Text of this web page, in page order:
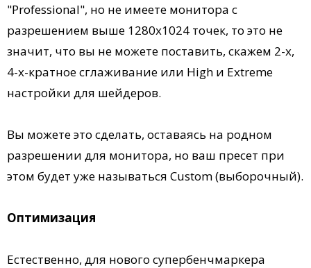
"Professional", но не имеете монитора с
разрешением выше 1280x1024 точек, то это не
значит, что вы не можете поставить, скажем 2-х,
4-х-кратное сглаживание или High и Extreme
настройки для шейдеров.
Вы можете это сделать, оставаясь на родном
разрешении для монитора, но ваш пресет при
этом будет уже называться Custom (выборочный).
Оптимизация
Естественно, для нового супербенчмаркера